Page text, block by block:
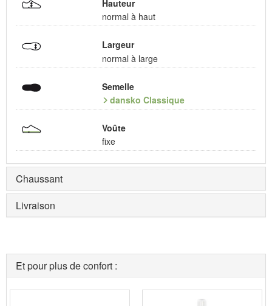
Hauteur
normal à haut
Largeur
normal à large
Semelle
dansko Classique
Voûte
fixe
Chaussant
Livraison
Et pour plus de confort :